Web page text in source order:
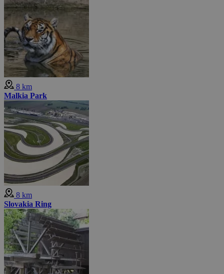
8 km
Malkia Park
8 km
Slovakia Ring